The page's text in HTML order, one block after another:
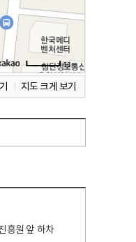
지도 크게 보기
흥원 앞 하차